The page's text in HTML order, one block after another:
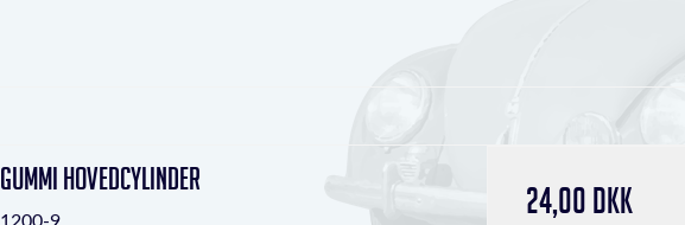
Gummi Hovedcylinder
1200-9 24,00 DKK